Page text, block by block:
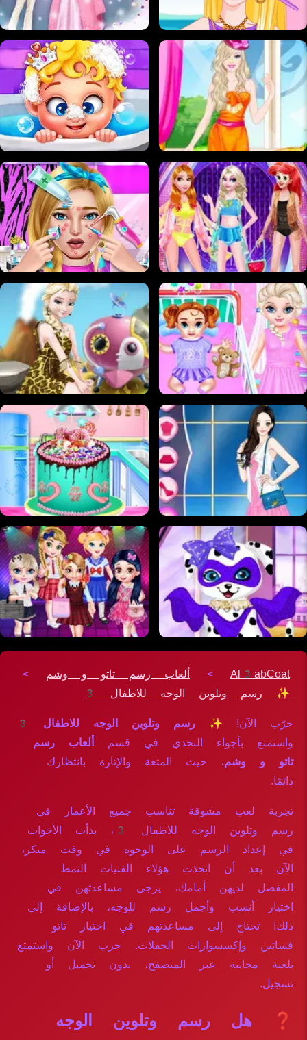
Al3abCoat
> ألعاب رسم تاتو و وشم
>
✨ رسم وتلوين الوجه للاطفال 3
جرّب الآن! ✨ رسم وتلوين الوجه للاطفال 3
واستمتع بأجواء التحدي في قسم
ألعاب رسم
تاتو و وشم، حيث المتعة والإثارة بانتظارك
دائمًا.
تجربة لعب مشوقة تناسب جميع الأعمار في
رسم وتلوين الوجه للاطفال 3، بدأت الأخوات
في إعداد الرسم على الوجوه في وقت مبكر،
الآن بعد أن اتخذت هؤلاء الفتيات النمط
المفضل لديهن أمامك، يرجى مساعدتهن في
اختيار أنسب وأجمل رسم للوجه، بالإضافة إلى
ذلك! تحتاج إلى مساعدتهم في اختيار تاتو
فساتين وإكسسوارات الحفلات. جرب الآن واستمتع
بلعبة مجانية عبر المتصفح، بدون تحميل أو
تسجيل.
❓ هل رسم وتلوين الوجه